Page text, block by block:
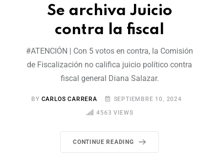
Se archiva Juicio
contra la fiscal
#ATENCIÓN | Con 5 votos en contra, la Comisión
de Fiscalización no califica juicio político contra
fiscal general Diana Salazar.
BY CARLOS CARRERA
SEPTIEMBRE 10, 2024
4563 VIEWS
CONTINUE READING